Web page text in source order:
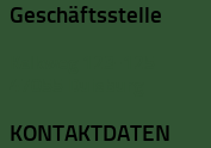
Geschäftsstelle
KONTAKTDATEN